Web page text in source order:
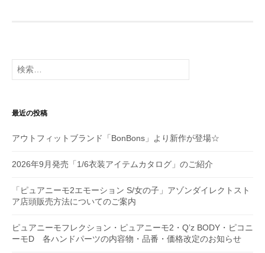
シ
ョ
ン
検
索:
最近の投稿
アウトフィットブランド「BonBons」より新作が登場☆
2026年9月発売「1/6衣装アイテムカタログ」のご紹介
「ピュアニーモ2エモーション S/女の子」アゾンダイレクトスト
ア店頭販売方法についてのご案内
ピュアニーモフレクション・ピュアニーモ2・Q’z BODY・ピコニ
ーモD 各ハンドパーツの内容物・品番・価格改定のお知らせ